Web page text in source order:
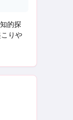
的探
りや